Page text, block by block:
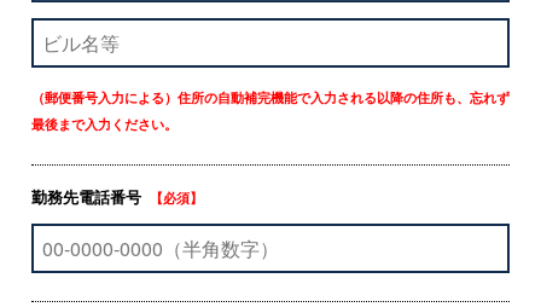
（郵便番号入力による）住所の自動補完機能で入力される以降の住所も、忘れず
最後まで入力ください。
勤務先電話番号 【必須】